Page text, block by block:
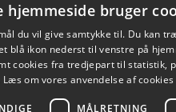
DTU
INSTAGRAM LINKEDIN
hjemmeside bruger
du vil give samtykke til. Du kan
blå ikon nederst til venstre på
cookies fra tredjepart til statistik,
om vores anvendelse af cookies
MÅLRETNING